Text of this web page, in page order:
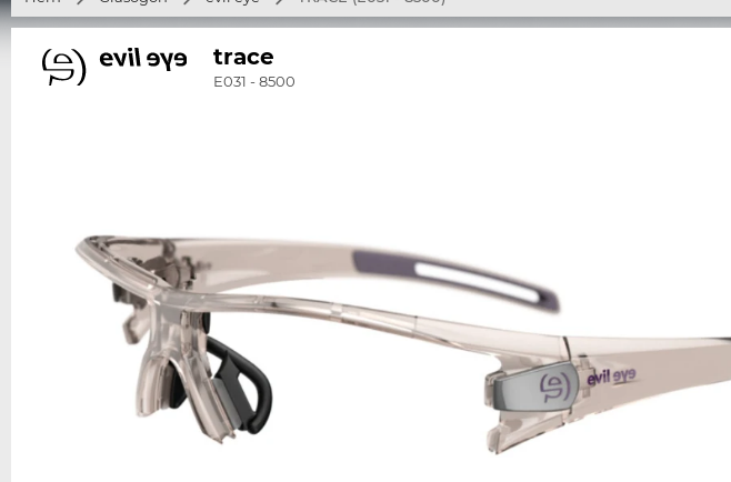
trace
E031 - 8500